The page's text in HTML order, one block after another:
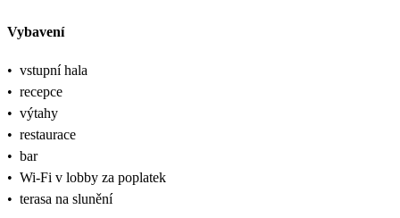
Vybavení
• vstupní hala
• recepce
• výtahy
• restaurace
• bar
• Wi-Fi v lobby za poplatek
• terasa na slunění